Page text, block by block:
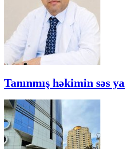
Tanınmış həkimin səs